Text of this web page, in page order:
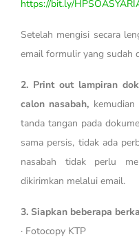
https://bit.ly/
Setelah mengisi secara
email formulir yang sudah
2. Print out lampiran
calon nasabah,
tanda tangan pada
sama persis, tidak ada
nasabah tidak perlu
dikirimkan melalui email.
3. Siapkan beberapa
· Fotocopy KTP